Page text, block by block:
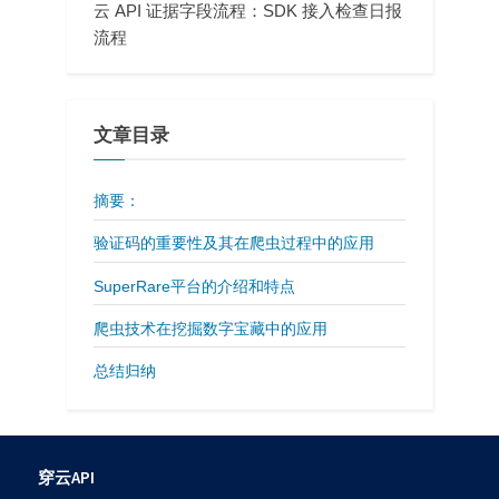
云 API 证据字段流程：SDK 接入检查日报
流程
文章目录
摘要：
验证码的重要性及其在爬虫过程中的应用
SuperRare平台的介绍和特点
爬虫技术在挖掘数字宝藏中的应用
总结归纳
穿云API